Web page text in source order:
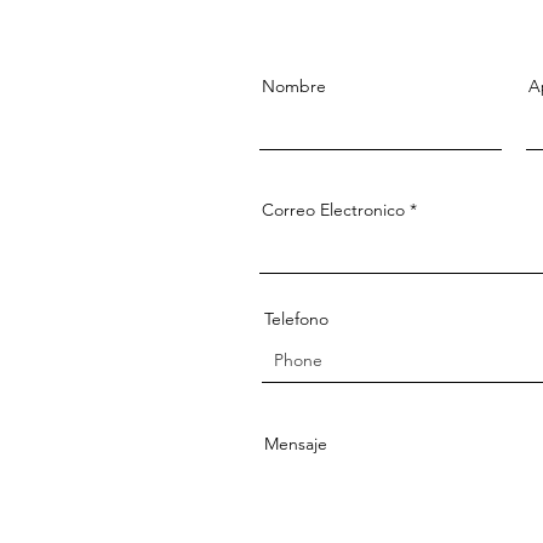
Nombre
Correo Electronico
Telefono
Mensaje